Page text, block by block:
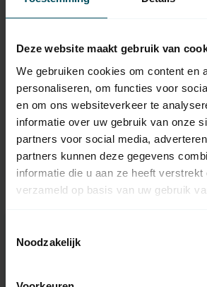
Deze website maakt gebruik van
We gebruiken cookies om content en
personaliseren, om functies voor
en om ons websiteverkeer te
informatie over uw gebruik van onze
partners voor social media,
partners kunnen deze gegevens
informatie die u aan ze heeft verstrekt
verzameld op basis van uw gebruik
Noodzakelijk
ELERO
Émetteur manuel à 1
canal LumeroCom
48,95
ELERO
avec
69,95
Besoin d’aide pour
Contactez l'un de nos collaborateurs